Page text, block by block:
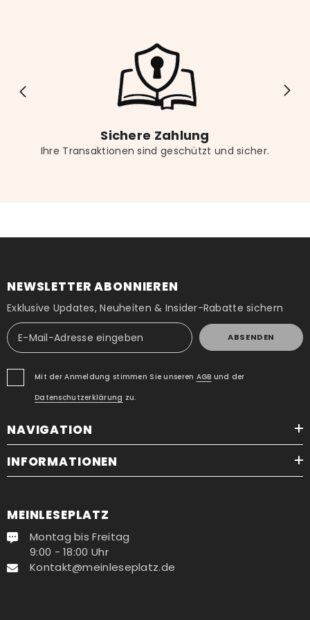
Sichere Zahlung
Ihre Transaktionen sind geschützt und sicher.
NEWSLETTER ABONNIEREN
Exklusive Updates, Neuheiten & Insider-Rabatte sichern
ABSENDEN
Mit der Anmeldung stimmen Sie unseren AGB und der
Datenschutzerklärung zu.
NAVIGATION
INFORMATIONEN
MEINLESEPLATZ
Montag bis Freitag
9:00 - 18:00 Uhr
Kontakt@meinleseplatz.de